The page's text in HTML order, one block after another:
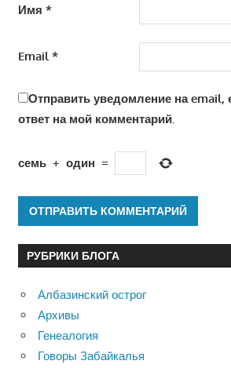
Имя *
Email*
Отправить уведомление на email,
ответ на мой комментарий.
семь + один =
РУБРИКИ БЛОГА
Албазинский острог
Архивы
Генеалогия
Говоры Забайкалья